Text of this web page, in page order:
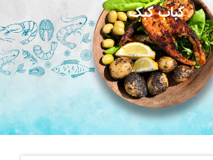
کباب کبک